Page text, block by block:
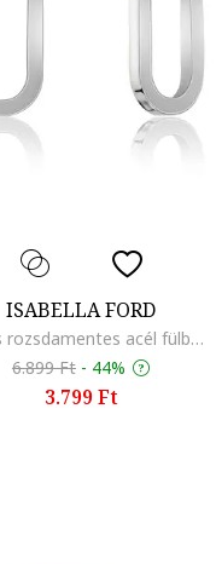
ISABELLA FORD
Ovális rozsdamentes acél fülbevaló
6.899 Ft - 44%
3.799 Ft